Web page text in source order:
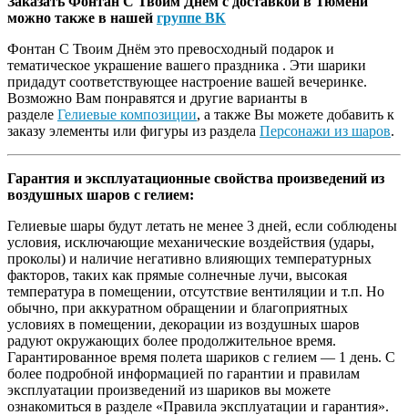
можно также в нашей группе ВК
Фонтан С Твоим Днём это превосходный подарок и
тематическое украшение вашего праздника . Эти шарики
придадут соответствующее настроение вашей вечеринке.
Возможно Вам понравятся и другие варианты в
разделе Гелиевые композиции, а также Вы можете добавить к
заказу элементы или фигуры из раздела Персонажи из шаров.
Гарантия и эксплуатационные свойства произведений из
воздушных шаров с гелием:
Гелиевые шары будут летать не менее 3 дней, если соблюдены
условия, исключающие механические воздействия (удары,
проколы) и наличие негативно влияющих температурных
факторов, таких как прямые солнечные лучи, высокая
температура в помещении, отсутствие вентиляции и т.п. Но
обычно, при аккуратном обращении и благоприятных
условиях в помещении, декорации из воздушных шаров
радуют окружающих более продолжительное время.
Гарантированное время полета шариков с гелием — 1 день. С
более подробной информацией по гарантии и правилам
эксплуатации произведений из шариков вы можете
ознакомиться в разделе «Правила эксплуатации и гарантия».